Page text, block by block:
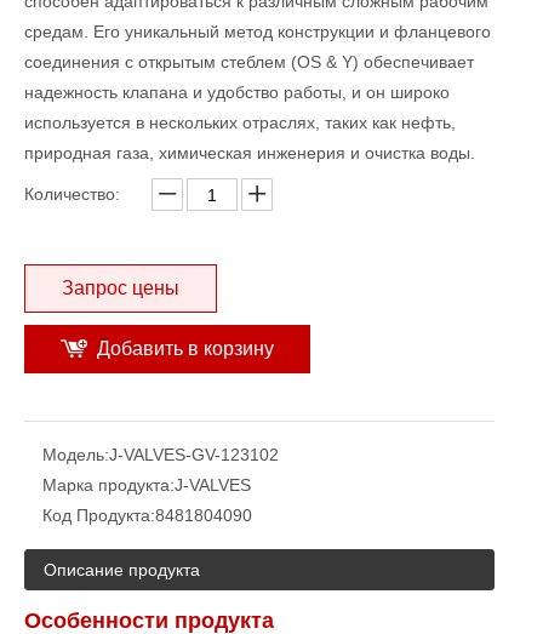
средам. Его уникальный метод конструкции и фланцевого
соединения с открытым стеблем (OS & Y) обеспечивает
надежность клапана и удобство работы, и он широко
используется в нескольких отраслях, таких как нефть,
природная газа, химическая инженерия и очистка воды.
Количество:
Запрос цены
Добавить в корзину
Модель:J-VALVES-GV-123102
Марка продукта:J-VALVES
Код Продукта:8481804090
Описание продукта
Особенности продукта